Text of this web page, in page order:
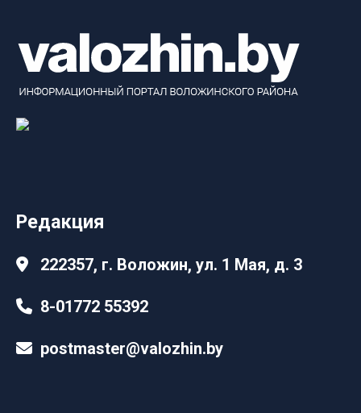
Редакция
222357, г. Воложин, ул. 1 Мая, д. 3
8-01772 55392
postmaster@valozhin.by